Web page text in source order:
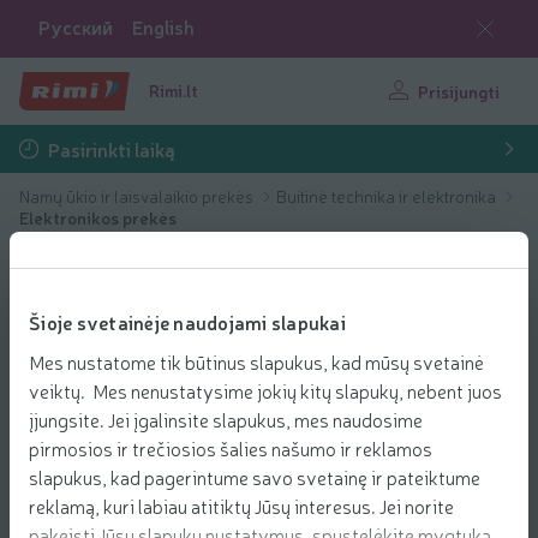
Šioje svetainėje naudojami slapukai
Mes nustatome tik būtinus slapukus, kad mūsų svetainė
veiktų. Mes nenustatysime jokių kitų slapukų, nebent juos
įjungsite. Jei įgalinsite slapukus, mes naudosime
pirmosios ir trečiosios šalies našumo ir reklamos
slapukus, kad pagerintume savo svetainę ir pateiktume
reklamą, kuri labiau atitiktų Jūsų interesus. Jei norite
Русский English
Rimi.lt Prisijungti
Pasirinkti laiką
Namų ūkio ir laisvalaikio prekės
Buitinė technika ir elektronika
Elektronikos prekės